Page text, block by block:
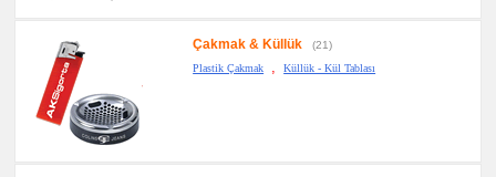
Çakmak & Küllük
(21)
Plastik Çakmak
, Küllük - Kül Tablası
promosyon
Radyo
promosyon
Takvim
&
Bloknot